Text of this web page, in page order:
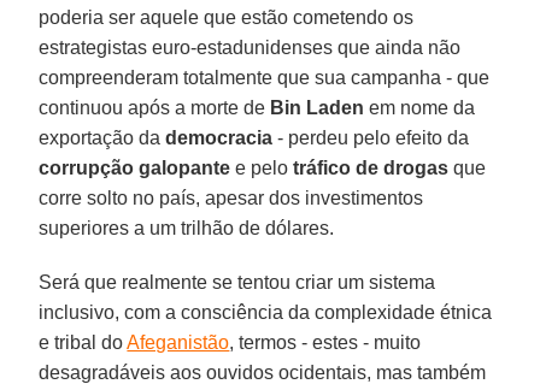
poderia ser aquele que estão cometendo os
estrategistas euro-estadunidenses que ainda não
compreenderam totalmente que sua campanha - que
continuou após a morte de Bin Laden em nome da
exportação dademocracia - perdeu pelo efeito da
corrupção galopante e pelotráfico de drogas que
corre solto no país, apesar dos investimentos
superiores a um trilhão de dólares.
Será que realmente se tentou criar um sistema
inclusivo, com a consciência da complexidade étnica
e tribal doAfeganistão, termos - estes - muito
desagradáveis aos ouvidos ocidentais, mas também